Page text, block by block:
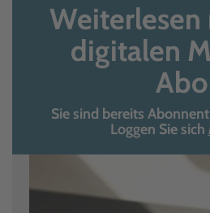
digitalen
Abo
Sie sind bereits
Loggen Sie sich